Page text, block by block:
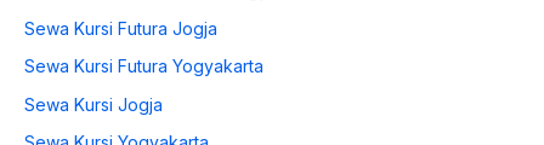
Sewa Kursi Futura Jogja
Sewa Kursi Futura Yogyakarta
Sewa Kursi Jogja